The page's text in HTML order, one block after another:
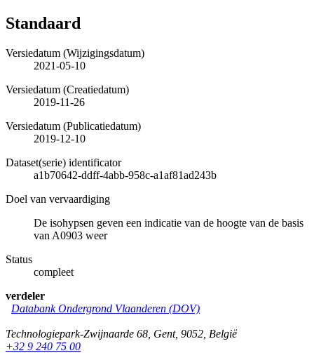
Standaard
Versiedatum (Wijzigingsdatum)
2021-05-10
Versiedatum (Creatiedatum)
2019-11-26
Versiedatum (Publicatiedatum)
2019-12-10
Dataset(serie) identificator
a1b70642-ddff-4abb-958c-a1af81ad243b
Doel van vervaardiging
De isohypsen geven een indicatie van de hoogte van de basis
van A0903 weer
Status
compleet
verdeler
Databank Ondergrond Vlaanderen (DOV)
Technologiepark-Zwijnaarde 68 Gent, 9052 België
+32 9 240 75 00